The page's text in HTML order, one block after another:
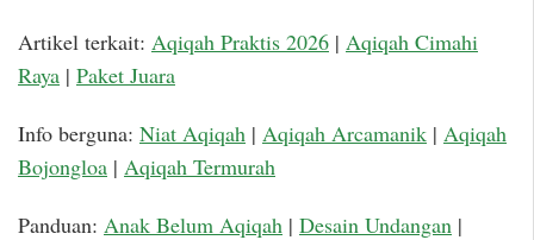
Artikel terkait: Aqiqah Praktis 2026 | Aqiqah Cimahi
Raya | Paket Juara
Info berguna: Niat Aqiqah | Aqiqah Arcamanik | Aqiqah
Bojongloa | Aqiqah Termurah
Panduan: Anak Belum Aqiqah | Desain Undangan |